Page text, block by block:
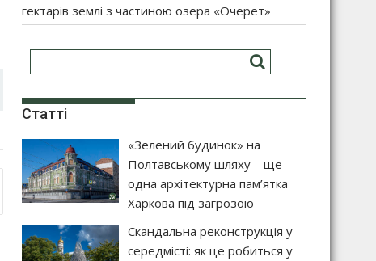
гектарів землі з частиною озера «Очерет»
Статті
«Зелений будинок» на
Полтавському шляху – ще
одна архітектурна пам’ятка
Харкова під загрозою
Скандальна реконструкція у
середмісті: як це робиться у